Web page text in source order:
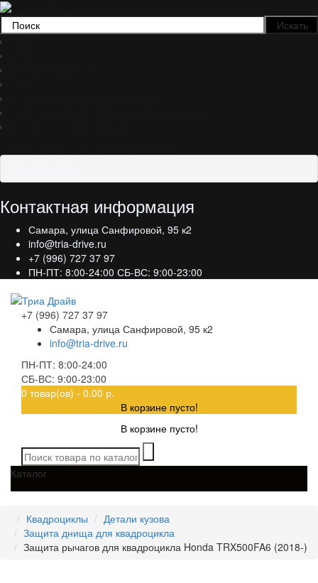
Контактная информация
Самара, улица Санфировой, 95 к2
info@tria-drive.ru
+7 (996) 727 37 97
ПН-ПТ: 8:00-24:00 СБ-ВС: 9:00-23:00
+7 (996) 727 37 97
Самара, улица Санфировой, 95 к2
info@tria-drive.ru
ПН-ПТ: 8:00-24:00
СБ-ВС: 9:00-23:00
0 товар(ов) - 0.00 р.
В корзине пусто!
В корзине пусто!
Каталог
Квадроциклы
Детали кузова
Защита днища для квадроцикла
Защита рычагов для квадроцикла Honda TRX500FA6 (2018-)